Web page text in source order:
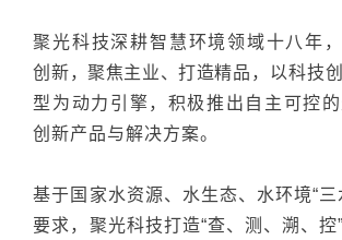
聚光科技深耕智慧环境领域十八年，
创新，聚焦主业、打造精品 ，以科技
型为动力引擎，积极推出自主可控
创新产品与解决方案。
基于国家水资源、水生态、 水环境“
要求，聚光科技打造“查、测、溯、控